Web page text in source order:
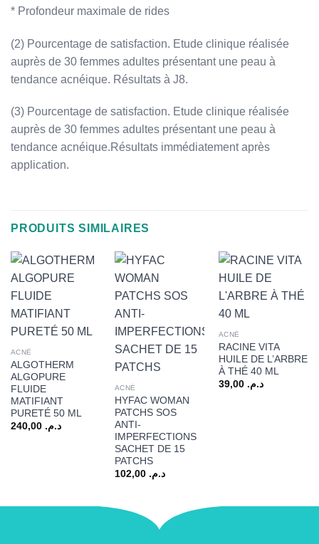
* Profondeur maximale de rides
(2) Pourcentage de satisfaction. Etude clinique réalisée
auprès de 30 femmes adultes présentant une peau à
tendance acnéique. Résultats à J8.
(3) Pourcentage de satisfaction. Etude clinique réalisée
auprès de 30 femmes adultes présentant une peau à
tendance acnéique.Résultats immédiatement après
application.
PRODUITS SIMILAIRES
ACNÉ
ALGOTHERM
ALGOPURE
FLUIDE
MATIFIANT
PURETÉ 50 ML
د.م. 240,00
ACNÉ
HYFAC WOMAN
PATCHS SOS
ANTI-
IMPERFECTIONS
SACHET DE 15
PATCHS
د.م. 102,00
ACNÉ
RACINE VITA
HUILE DE L’ARBRE
À THÉ 40 ML
د.م. 39,00